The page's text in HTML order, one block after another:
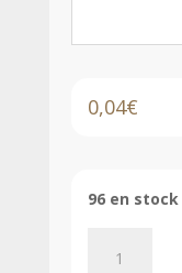
0,04€
96 en stock